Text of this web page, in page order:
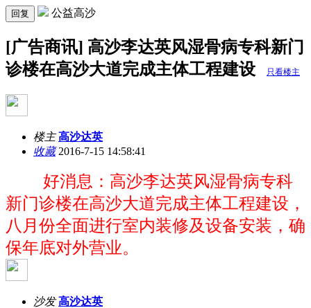
回复 公益高沙
[广告商讯] 高沙李达英风湿骨病专科新门
诊楼在高沙大道完成主体工程建设
只看楼主
楼主 高沙达英
收藏2016-7-15 14:58:41
好消息：高沙李达英风湿骨病专科
新门诊楼在高沙大道完成主体工程建设，
八月份全面进行室内装修及设备安装，确
保年底对外营业。
沙发 高沙达英